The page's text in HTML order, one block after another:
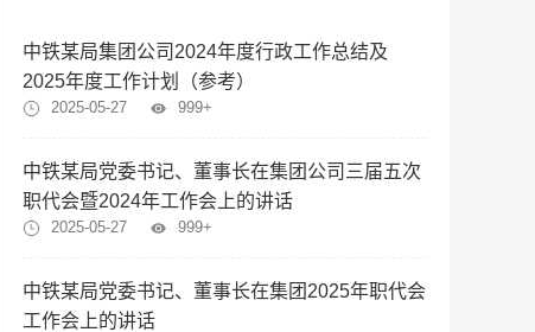
中铁某局集团公司2024年度行政工作总结及
2025年度工作计划（参考）
2025-05-27 999+
中铁某局党委书记、董事长在集团公司三届五次
职代会暨2024年工作会上的讲话
2025-05-27 999+
中铁某局党委书记、董事长在集团2025年职代会
工作会上的讲话